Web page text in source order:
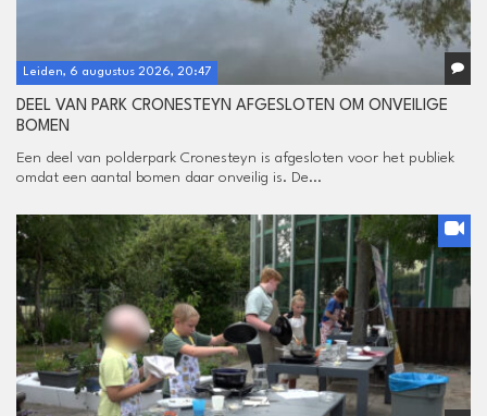
Leiden, 6 augustus 2026, 20:47
DEEL VAN PARK CRONESTEYN AFGESLOTEN OM ONVEILIGE
BOMEN
Een deel van polderpark Cronesteyn is afgesloten voor het publiek
omdat een aantal bomen daar onveilig is. De...